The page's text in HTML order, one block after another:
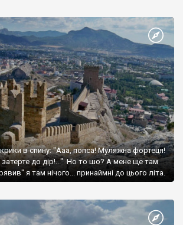
в спину: "Ааа, попса! Муляжна фортеця!
затерте до дір!..." Но то шо? А мене ще там
я там нічого... принаймні до цього літа.